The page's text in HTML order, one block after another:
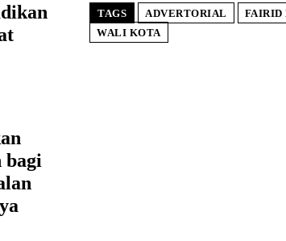
bagi
TAGS ADVERTORIAL FAIRID
WALI KOTA